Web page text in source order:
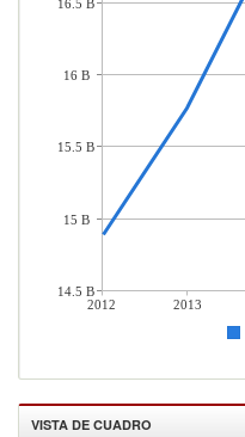
2012 2013
16.5 B
16 B
15.5 B
15 B
14.5 B
VISTA DE CUADRO